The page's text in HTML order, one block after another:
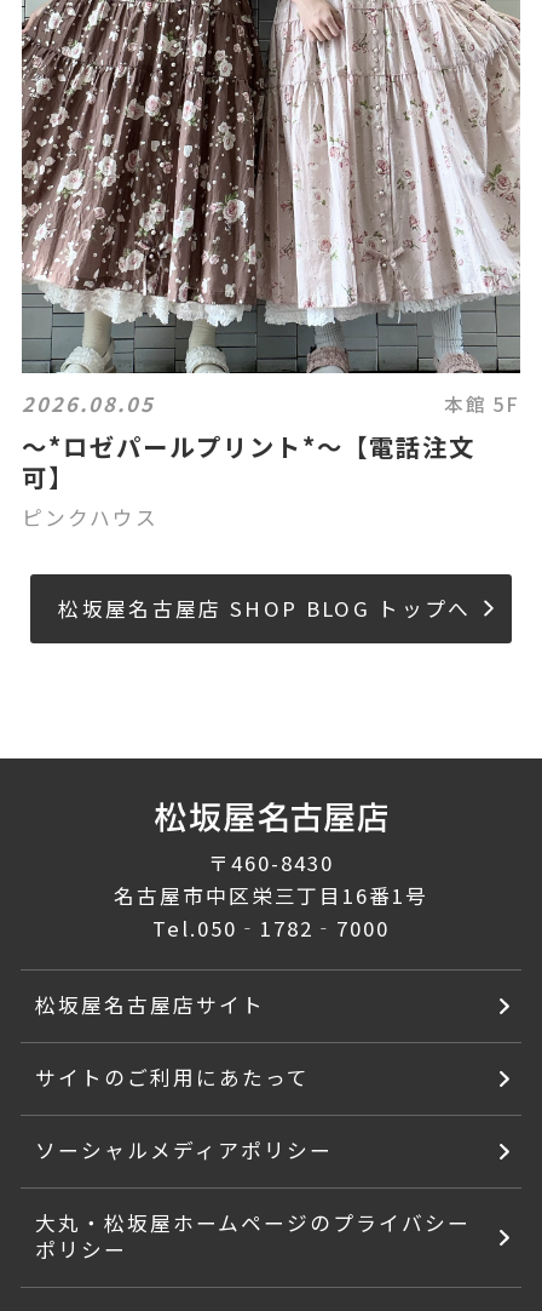
2026.08.05 本館 5F
〜*ロゼパールプリント*〜【電話注文
可】
ピンクハウス
松坂屋名古屋店 SHOP BLOG トップへ
〒460-8430
名古屋市中区栄三丁目16番1号
Tel.050‐1782‐7000
松坂屋名古屋店サイト
サイトのご利用にあたって
ソーシャルメディアポリシー
大丸・松坂屋ホームページのプライバシー
ポリシー